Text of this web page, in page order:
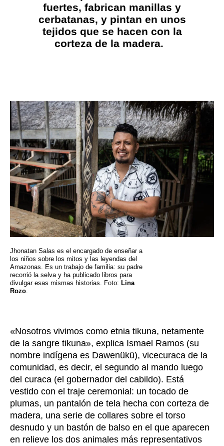
fuertes, fabrican manillas y
cerbatanas, y pintan en unos
tejidos que se hacen con la
corteza de la madera.
Jhonatan Salas es el encargado de enseñar a
los niños sobre los mitos y las leyendas del
Amazonas. Es un trabajo de familia: su padre
recorrió la selva y ha publicado libros para
divulgar esas mismas historias. Foto: Lina
Rozo.
«Nosotros vivimos como etnia tikuna, netamente
de la sangre tikuna», explica Ismael Ramos (su
nombre indígena es Dawenükü), vicecuraca de la
comunidad, es decir, el segundo al mando luego
del curaca (el gobernador del cabildo). Está
vestido con el traje ceremonial: un tocado de
plumas, un pantalón de tela hecha con corteza de
madera, una serie de collares sobre el torso
desnudo y un bastón de balso en el que aparecen
en relieve los dos animales más representativos